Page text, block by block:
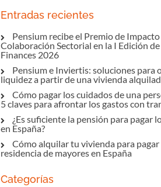
Entradas recientes
Pensium recibe el Premio de Impacto
Colaboración Sectorial en la I Edición
Finances 2026
Pensium e Inviertis: soluciones para
liquidez a partir de una vivienda
Cómo pagar los cuidados de una
5 claves para afrontar los gastos con
¿Es suficiente la pensión para pagar
en España?
Cómo alquilar tu vivienda para pagar
residencia de mayores en España
Categorías